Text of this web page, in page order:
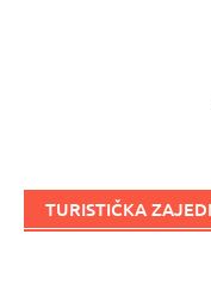
TURISTIČKA